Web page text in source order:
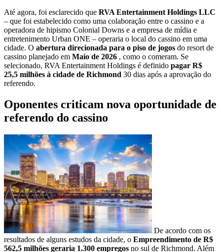
Até agora, foi esclarecido que RVA Entertainment Holdings LLC
– que foi estabelecido como uma colaboração entre o cassino e a
operadora de hipismo Colonial Downs e a empresa de mídia e
entretenimento Urban ONE – operaria o local do cassino em uma
cidade. O abertura direcionada para o piso de jogos do resort de
cassino planejado em Maio de 2026 , como o comeram. Se
selecionado, RVA Entertainment Holdings é definido pagar R$
25,5 milhões à cidade de Richmond 30 dias após a aprovação do
referendo.
Oponentes criticam nova oportunidade de
referendo do cassino
De acordo com os
resultados de alguns estudos da cidade, o Empreendimento de R$
562,5 milhões geraria 1.300 empregos no sul de Richmond. Além